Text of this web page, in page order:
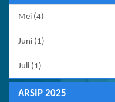
Mei (4)
Juni (1)
Juli (1)
ARSIP 2025